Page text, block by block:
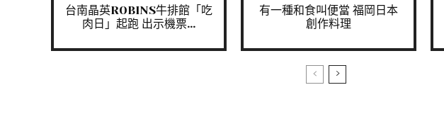
台南晶英ROBINS牛排館「吃
肉日」起跑 出示機票...
有一種和食叫便當 福岡日本
創作料理